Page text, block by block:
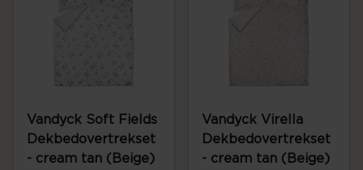
Vandyck Soft Fields
Dekbedovertrekset
- cream tan (Beige)
Vandyck Virella
Dekbedovertrekset
- cream tan (Beige)